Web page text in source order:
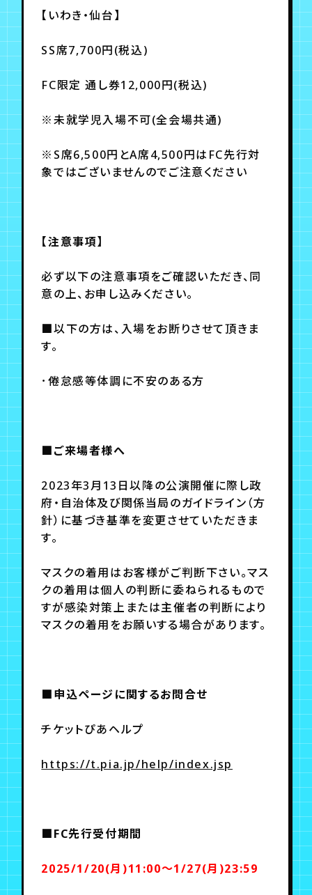
【いわき・仙台】
SS席7,700円(税込)
FC限定 通し券12,000円(税込)
※未就学児入場不可(全会場共通)
※S席6,500円とA席4,500円はFC先行対
象ではございませんのでご注意ください
【注意事項】
必ず以下の注意事項をご確認いただき、同
意の上、お申し込みください。
■以下の方は、入場をお断りさせて頂きま
す。
･倦怠感等体調に不安のある方
■ご来場者様へ
2023年3月13日以降の公演開催に際し政
府・自治体及び関係当局のガイドライン（方
針）に基づき基準を変更させていただきま
す。
マスクの着用はお客様がご判断下さい。マス
クの着用は個人の判断に委ねられるもので
すが感染対策上または主催者の判断により
マスクの着用をお願いする場合があります。
■申込ページに関するお問合せ
チケットぴあヘルプ
https://t.pia.jp/help/index.jsp
■FC先行受付期間
2025/1/20(月)11:00～1/27(月)23:59